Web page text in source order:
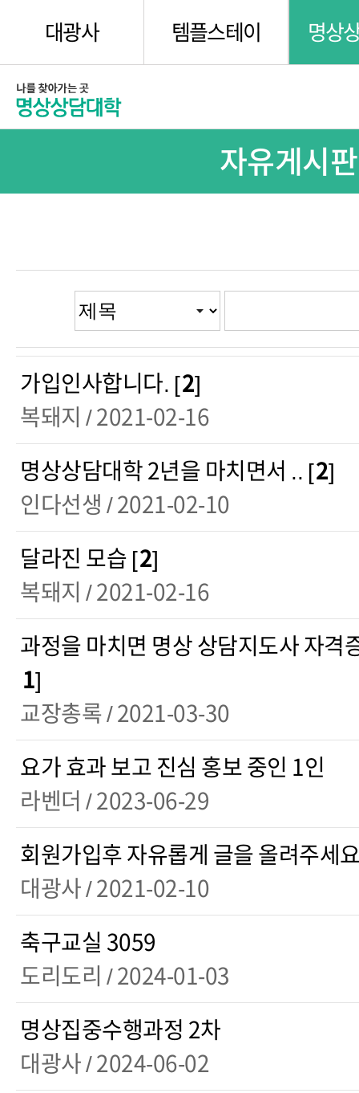
대광사 템플스테이 명상
자유게시판
가입인사합니다. [2]
복돼지 / 2021-02-16
명상상담대학 2년을 마치면서 .. [2]
인다선생 / 2021-02-10
달라진 모습 [2]
복돼지 / 2021-02-16
과정을 마치면 명상 상담지도사 자격
1]
교장총록 / 2021-03-30
요가 효과 보고 진심 홍보 중인 1인
라벤더 / 2023-06-29
회원가입후 자유롭게 글을 올려주세
대광사 / 2021-02-10
축구교실 3059
도리도리 / 2024-01-03
명상집중수행과정 2차
대광사 / 2024-06-02